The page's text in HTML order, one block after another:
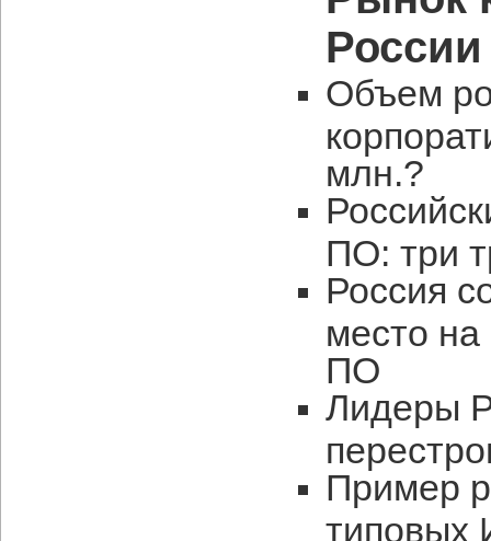
России
Объем
млн.?
ПО: три
Россия
место
ПО
Лидеры
Пример
типовых